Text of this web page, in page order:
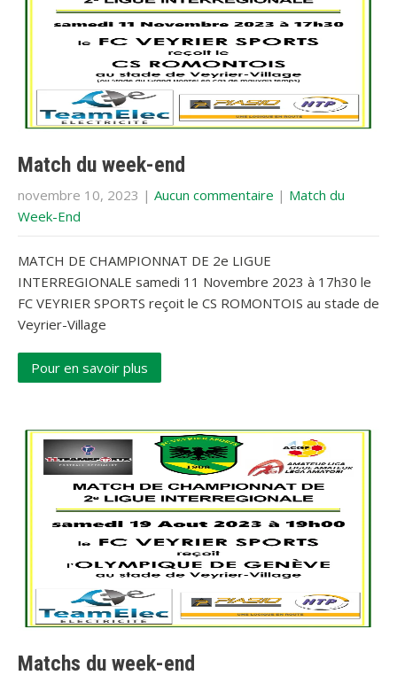
Match du week-end
novembre 10, 2023 | Aucun commentaire | Match du
Week-End
MATCH DE CHAMPIONNAT DE 2e LIGUE
INTERREGIONALE samedi 11 Novembre 2023 à 17h30 le
FC VEYRIER SPORTS reçoit le CS ROMONTOIS au stade de
Veyrier-Village
Pour en savoir plus
Matchs du week-end